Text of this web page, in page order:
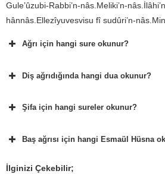
Gule’ûzubi-Rabbi’n-nâs.Meliki’n-
hânnâs.Ellezîyuvesvisu fî sudûri’n-
Ağrı için hangi sure okunur?
Diş ağrıdığında hangi dua okunur?
Şifa için hangi sureler okunur?
Baş ağrısı için hangi Esmaül Hüsna
İlginizi Çekebilir;